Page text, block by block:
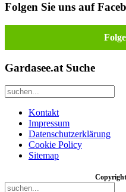
Folgen Sie uns auf
Gardasee.at Suche
Kontakt
Impressum
Datenschutzerklärung
Cookie Policy
Sitemap